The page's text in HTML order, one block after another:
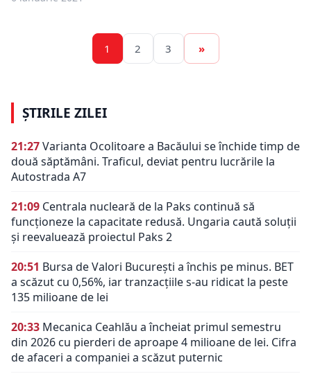
1 2 3 »
ȘTIRILE ZILEI
21:27Varianta Ocolitoare a Bacăului se închide timp de
două săptămâni. Traficul, deviat pentru lucrările la
Autostrada A7
21:09 Centrala nucleară de la Paks continuă să
funcționeze la capacitate redusă. Ungaria caută soluții
și reevaluează proiectul Paks 2
20:51 Bursa de Valori București a închis pe minus. BET
a scăzut cu 0,56%, iar tranzacțiile s-au ridicat la peste
135 milioane de lei
20:33 Mecanica Ceahlău a încheiat primul semestru
din 2026 cu pierderi de aproape 4 milioane de lei. Cifra
de afaceri a companiei a scăzut puternic